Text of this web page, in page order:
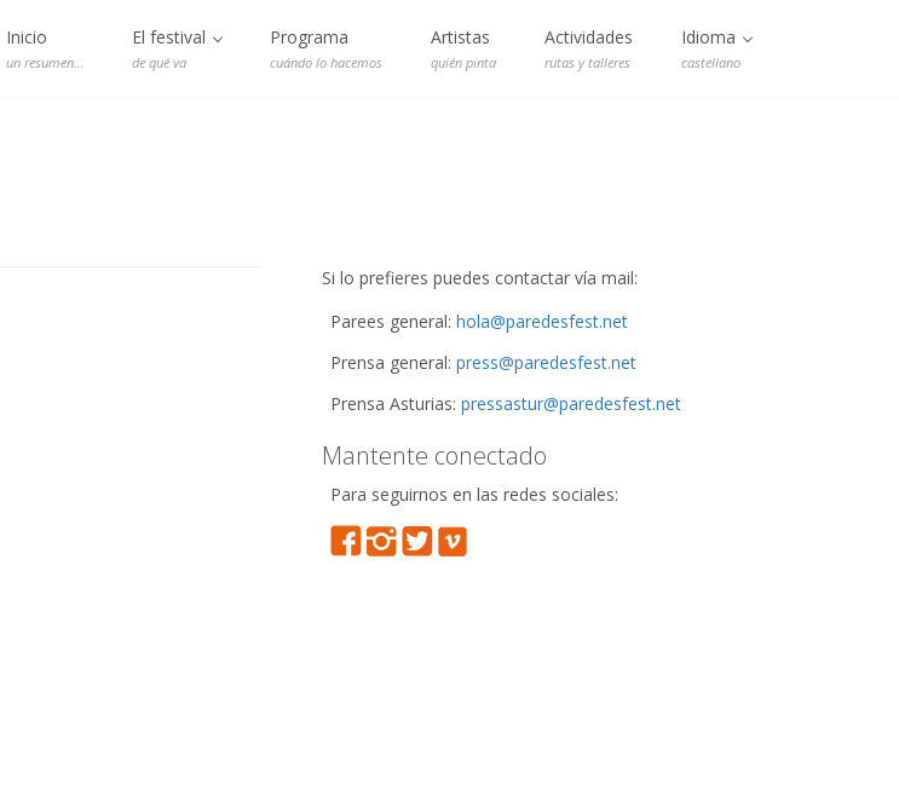
Inicio
un resumen…
El festival
de qué va
Programa
cuándo lo hacemos
Artistas
quién pinta
Actividades
rutas y talleres
Idioma
castellano
Si lo prefieres puedes contactar vía mail:
Parees general: hola@paredesfest.net
Prensa general: press@paredesfest.net
Prensa Asturias: pressastur@paredesfest.net
Mantente conectado
Para seguirnos en las redes sociales: